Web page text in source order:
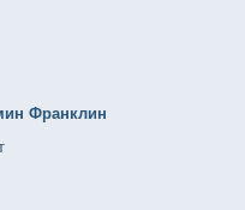
Франклин